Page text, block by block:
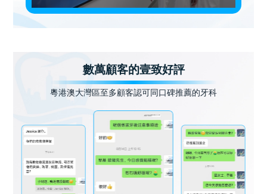
數萬顧客的壹致好評
粵港澳大灣區至多顧客認可同口碑推薦的牙科